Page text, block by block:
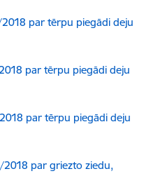
par tērpu piegādi deju
par tērpu piegādi deju
par tērpu piegādi deju
par griezto ziedu,